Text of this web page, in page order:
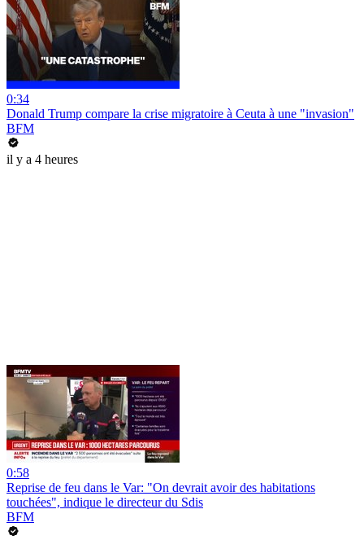
0:34
Donald Trump compare la crise migratoire à Ceuta à une "invasion"
BFM
il y a 4 heures
0:58
Reprise de feu dans le Var: "On devrait avoir des habitations
touchées", indique le directeur du Sdis
BFM